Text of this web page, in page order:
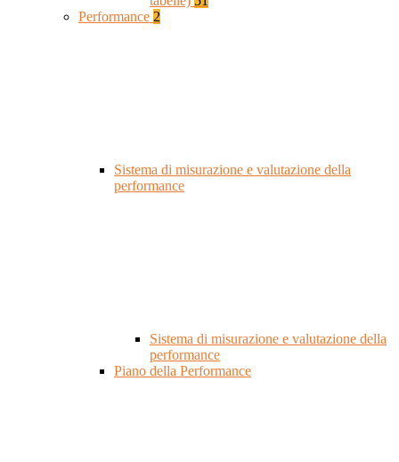
Performance 2
Sistema di misurazione e valutazione della
performance
Sistema di misurazione e valutazione della
performance
Piano della Performance